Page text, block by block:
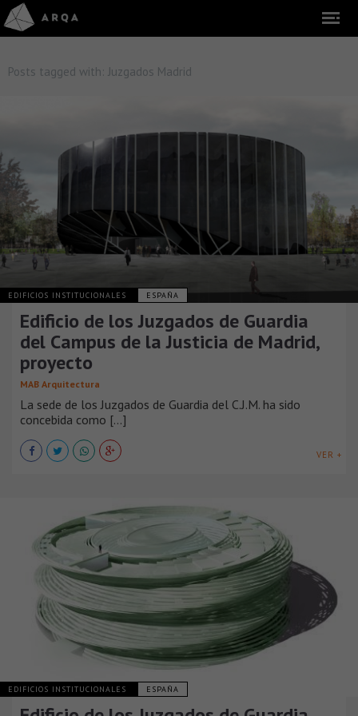
Posts tagged with: Juzgados Madrid
EDIFICIOS INSTITUCIONALES ESPAÑA
Edificio de los Juzgados de Guardia
del Campus de la Justicia de Madrid,
proyecto
MAB Arquitectura
La sede de los Juzgados de Guardia del C.J.M. ha sido
concebida como [...]
VER +
EDIFICIOS INSTITUCIONALES ESPAÑA